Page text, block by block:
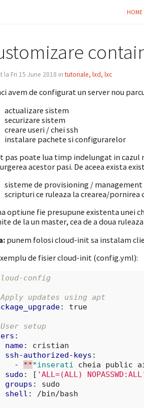
HOME
la Fri 15 June 2018 in tutoriale, lxd, lxc
avem de configurat un server nou
actualizare sistem
securizare sistem
creare useri / chei ssh
instalare pachete si configurarelor
pas poate lua timp indelungat in cazul
acestor pasi. De aceea exista
sisteme de provisioning /
scripturi ce ruleaza la crearea/pornirea
optiune fie presupune existenta unei
de la un master, cea de a doua
punem folosi cloud-init sa instalam
de fisier cloud-init (config.yml):
config
updates using apt
: true
setup
:
name:
cristian
ssh-authorized-keys :
-
***inserati
cheia public
sudo : [ 'ALL=(ALL)
groups :
sudo
shell : /bin/bash